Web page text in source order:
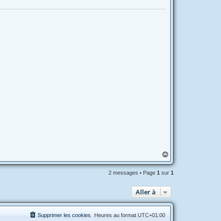
a
u
t
2 messages • Page 1 sur 1
Aller à
Heures au format UTC+01:00
Supprimer les cookies